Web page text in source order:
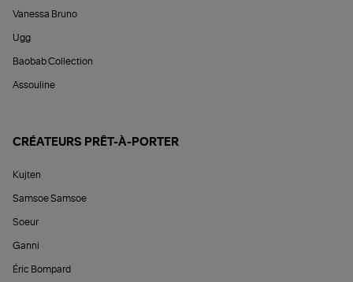
Vanessa Bruno
Ugg
Baobab Collection
Assouline
CRÉATEURS PRÊT-À-PORTER
Kujten
Samsoe Samsoe
Soeur
Ganni
Éric Bompard